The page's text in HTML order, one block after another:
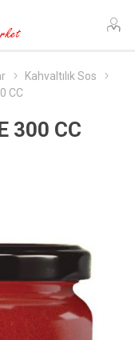
Kahvaltılık Sos
CC
300 CC